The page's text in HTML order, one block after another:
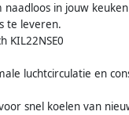
naadloos in jouw
te leveren.
KIL22NSE0
luchtcirculatie en
snel koelen van